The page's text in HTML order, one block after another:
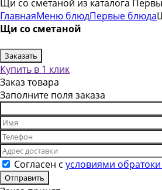
Щи со сметаной из каталога
ГлавнаяМеню блюдПервые блюда
Щи со сметаной
Заказать
Купить в 1 клик
Заказ товара
Заполните поля заказа
Согласен с условиями